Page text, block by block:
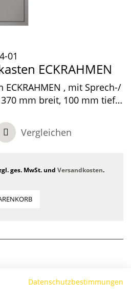
01
ECKRAHMEN
, mit Sprech-/
mm breit, 100 mm tief,
Vergleichen
ges. MwSt. und Versandkosten.
Datenschutzbestimmungen